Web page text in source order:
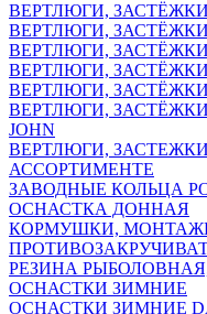
ВЕРТЛЮГИ,
ВЕРТЛЮГИ,
ВЕРТЛЮГИ,
ВЕРТЛЮГИ, ЗАСТЁЖКИ
ВЕРТЛЮГИ,
ВЕРТЛЮГИ,
JOHN
ВЕРТЛЮГИ,
АССОРТИМЕНТЕ
ЗАВОДНЫЕ КОЛЬЦА
ОСНАСТКА ДОННАЯ
КОРМУШКИ,
РЕЗИНА
ОСНАСТКИ ЗИМНИЕ
ОСНАСТКИ ЗИМНИЕ